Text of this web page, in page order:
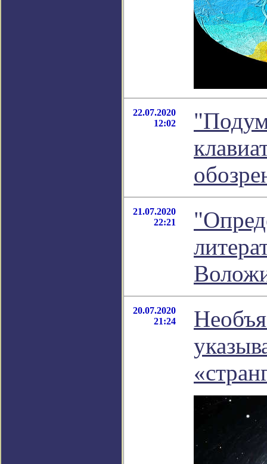
22.07.2020
12:02
21.07.2020
22:21
20.07.2020
21:24